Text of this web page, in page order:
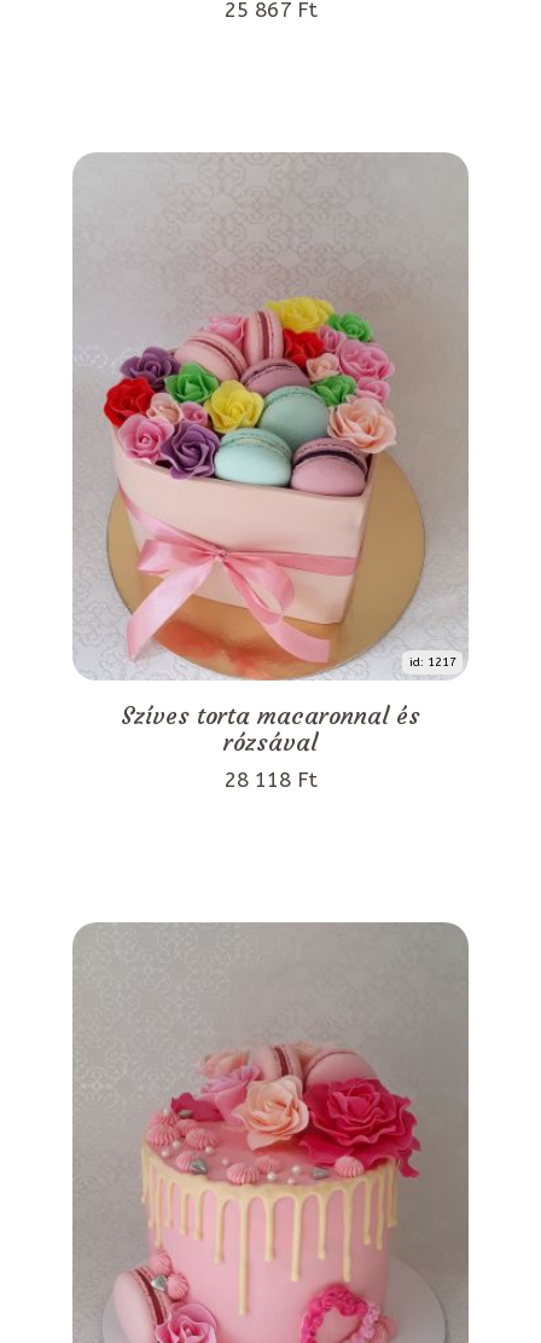
25 867 Ft
id: 1217
Szíves torta macaronnal és
rózsával
28 118 Ft